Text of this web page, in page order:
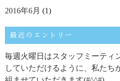
2016年6月 (1)
最近のエントリー
毎週火曜日はスタッフミーティ
していただけるように、私たち